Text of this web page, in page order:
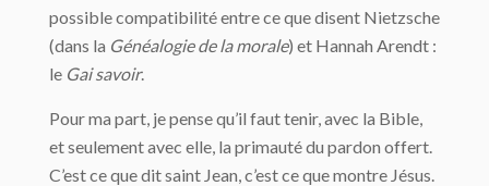
possible compatibilité entre ce que disent Nietzsche
(dans la Généalogie de la morale) et Hannah Arendt :
le Gai savoir.
Pour ma part, je pense qu’il faut tenir, avec la Bible,
et seulement avec elle, la primauté du pardon offert.
C’est ce que dit saint Jean, c’est ce que montre Jésus.